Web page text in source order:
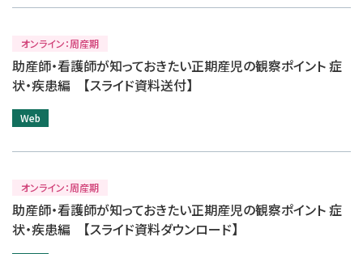
オンライン：周産期
助産師・看護師が知っておきたい正期産児の観察ポイント 症
状・疾患編 【スライド資料送付】
Web
オンライン：周産期
助産師・看護師が知っておきたい正期産児の観察ポイント 症
状・疾患編 【スライド資料ダウンロード】